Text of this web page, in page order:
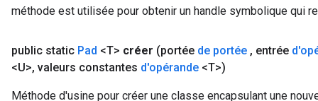
méthode est utilisée pour obtenir un handle symbolique qui
public static Pad <T> créer (portée de portée , entrée
<U>, valeurs constantes d'opérande <T>)
Méthode d'usine pour créer une classe encapsulant une